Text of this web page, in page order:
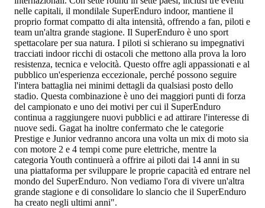
nelle capitali, il mondilale SuperEnduro indoor, mantiene il
proprio format compatto di alta intensità, offrendo a fan, piloti e
team un'altra grande stagione. Il SuperEnduro è uno sport
spettacolare per sua natura. I piloti si schierano su impegnativi
tracciati indoor ricchi di ostacoli che mettono alla prova la loro
resistenza, tecnica e velocità. Questo offre agli appassionati e al
pubblico un'esperienza eccezionale, perché possono seguire
l'intera battaglia nei minimi dettagli da qualsiasi posto dello
stadio. Questa combinazione è uno dei maggiori punti di forza
del campionato e uno dei motivi per cui il SuperEnduro
continua a raggiungere nuovi pubblici e ad attirare l'interesse di
nuove sedi. Gagat ha inoltre confermato che le categorie
Prestige e Junior vedranno ancora una volta un mix di moto sia
con motore 2 e 4 tempi come pure elettriche, mentre la
categoria Youth continuerà a offrire ai piloti dai 14 anni in su
una piattaforma per sviluppare le proprie capacità ed entrare nel
mondo del SuperEnduro. Non vediamo l'ora di vivere un'altra
grande stagione e di consolidare lo slancio che il SuperEnduro
ha creato negli ultimi anni".